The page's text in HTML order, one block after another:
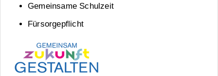
Gemeinsame Schulzeit
Fürsorgepflicht